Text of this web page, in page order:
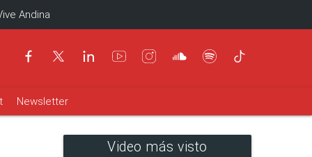
Andina
Newsletter
Video más visto